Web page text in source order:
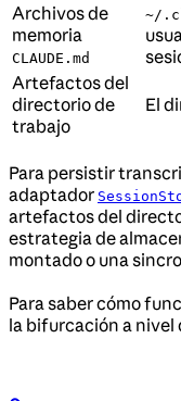
Archivos de
memoria
CLAUDE.md
~/
Artefactos del
directorio de
trabajo
El
Para persistir
adaptador
artefactos del
estrategia de
montado o una
Para saber cómo
la bifurcación a nivel